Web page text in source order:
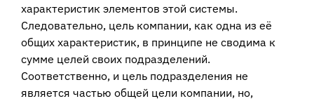
характеристик элементов этой системы.
Следовательно, цель компании, как одна из её
общих характеристик, в принципе не сводима к
сумме целей своих подразделений.
Соответственно, и цель подразделения не
является частью общей цели компании, но,